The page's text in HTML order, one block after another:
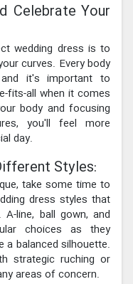
Celebrate Your
wedding dress is to
curves. Every body
it's important to
fits-all when it comes
body and focusing
you'll feel more
day.
Styles:
take some time to
dress styles that
line, ball gown, and
choices as they
a balanced silhouette.
strategic ruching or
areas of concern.